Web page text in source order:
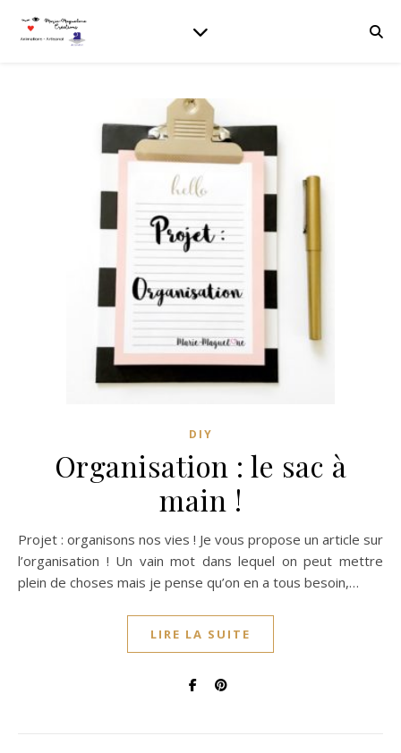
DIY
Organisation : le sac à
main !
Projet : organisons nos vies ! Je vous propose un article sur
l’organisation ! Un vain mot dans lequel on peut mettre
plein de choses mais je pense qu’on en a tous besoin,…
LIRE LA SUITE